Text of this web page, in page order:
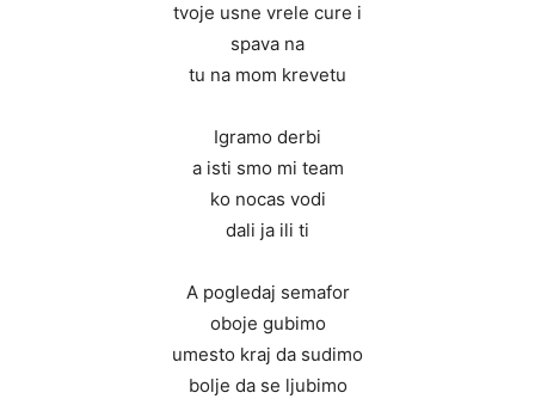
tvoje usne vrele cure i
spava na
tu na mom krevetu
Igramo derbi
a isti smo mi team
ko nocas vodi
dali ja ili ti
A pogledaj semafor
oboje gubimo
umesto kraj da sudimo
bolje da se ljubimo